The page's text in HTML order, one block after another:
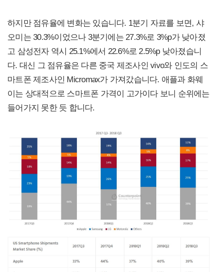
하지만 점유율에 변화는 있습니다. 1분기 자료를 보면, 샤
오미는 30.3%이었으나 3분기에는 27.3%로 3%p가 낮아졌
고 삼성전자 역시 25.1%에서 22.6%로 2.5%p 낮아졌습니
다. 대신 그 점유율은 다른 중국 제조사인 vivo와 인도의 스
마트폰 제조사인 Micromax가 가져갔습니다. 애플과 화웨
이는 상대적으로 스마트폰 가격이 고가이다 보니 순위에는
들어가지 못한 듯 합니다.